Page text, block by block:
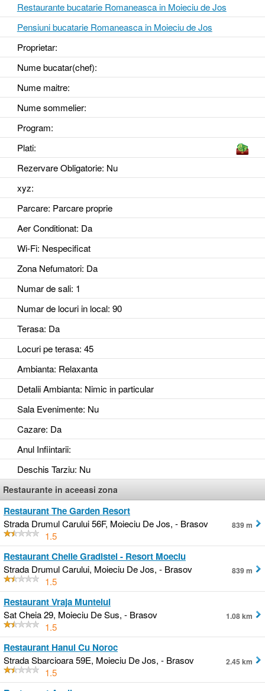
Restaurante bucatarie Romaneasca in Moieciu de Jos
Pensiuni bucatarie Romaneasca in Moieciu de Jos
Proprietar:
Nume bucatar(chef):
Nume maitre:
Nume sommelier:
Program:
Plati:
Rezervare Obligatorie: Nu
xyz:
Parcare: Parcare proprie
Aer Conditionat: Da
Wi-Fi: Nespecificat
Zona Nefumatori: Da
Numar de sali: 1
Numar de locuri in local: 90
Terasa: Da
Locuri pe terasa: 45
Ambianta: Relaxanta
Detalii Ambianta: Nimic in particular
Sala Evenimente: Nu
Cazare: Da
Anul Infiintarii:
Deschis Tarziu: Nu
Restaurante in aceeasi zona
Restaurant The Garden Resort
Strada Drumul Carului 56F, Moieciu De Jos, - Brasov
1.5
839 m
Restaurant Cheile Gradistei - Resort Moeciu
Strada Drumul Carului, Moieciu De Jos, - Brasov
1.5
839 m
Restaurant Vraja Muntelui
Sat Cheia 29, Moieciu De Sus, - Brasov
1.5
1.08 km
Restaurant Hanul Cu Noroc
Strada Sbarcioara 59E, Moieciu De Jos, - Brasov
1.5
2.45 km